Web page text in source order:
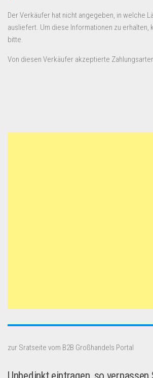
Der Verkäufer hat nicht angegeben, in welche
ausliefert. Um diese Informationen zu erhalten,
bitte.
Von diesen Verkäufer akzeptierte
zur Sratseite vom B2B Großhandels Portal